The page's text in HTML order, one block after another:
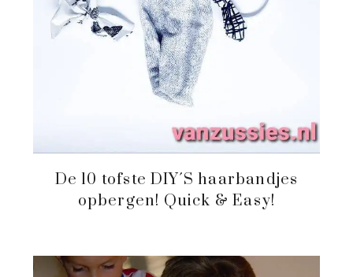
De 10 tofste DIY´S haarbandjes
opbergen! Quick & Easy!